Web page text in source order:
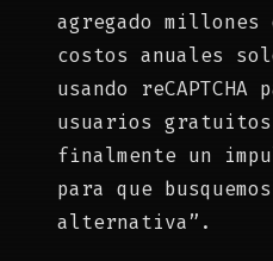
agregado millones
costos anuales
usando
usuarios
finalmente un
para que
alternativa”.